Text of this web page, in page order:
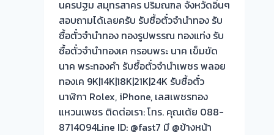
ซื้อ
ตั๋ว
จำนำ
ทอง
บาง
กร
วการ
ไฟฟ้า
นครปฐม สมุทรสาคร ปริมณฑล จังหวัดอิ่นๆ
สอบถามได้เลยครับ รับซื้อตั๋วจำนำทอง รับ
ซื้อตั๋วจำนำทอง ทองรูปพรรณ ทองแท่ง รับ
ซื้อตั๋วจำนำทองเค กรอบพระ นาค เข็มขัด
นาค พระทองคำ รับซื้อตั๋วจำนำเพชร พลอย
ทองเค 9K|14K|18K|21K|24K รับซื้อตั๋ว
นาฬิกา Rolex, iPhone, เลสเพชรทอง
แหวนเพชร ติดต่อเรา: โทร. คุณเต้ย 088-
8714094Line ID: @fast7 มี @ข้างหน้า